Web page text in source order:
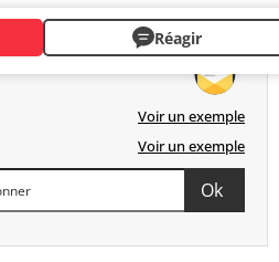
Réagir
Voir un exemple
Voir un exemple